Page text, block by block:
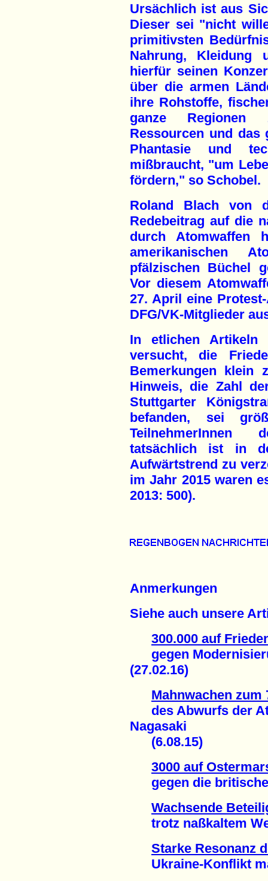
Ursächlich ist aus
Dieser sei "nicht
primitivsten
Nahrung, Kleidung
hierfür seinen
über die armen
ihre Rohstoffe,
ganze Regionen
Ressourcen und das
Phantasie und
mißbraucht, "um
fördern," so Schobel.
Roland Blach von
Redebeitrag auf die
durch Atomwaffen
amerikanischen
pfälzischen Büchel
Vor diesem
27. April eine
DFG/VK-Mitglieder
In etlichen Artikeln
versucht, die
Bemerkungen klein
Hinweis, die Zahl
Stuttgarter
befanden, sei
TeilnehmerInnen
tatsächlich ist in
Aufwärtstrend zu
im Jahr 2015 waren
2013: 500).
Anmerkungen
Siehe auch unsere
300.000 auf
gegen
(27.02.16)
Mahnwachen zum
des Abwurfs der
Nagasaki
(6.08.15)
3000 auf
gegen die britische
Wachsende
trotz naßkaltem
Starke Resonanz
Ukraine-Konflikt